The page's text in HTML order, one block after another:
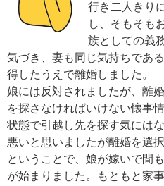
行き二人きり
し、そもそも
族としての義
気づき、妻も同じ気持ちであ
得したうえで離婚しました。
娘には反対されましたが、離
を探さなければいけない懐事
状態で引越し先を探す気には
悪いと思いましたが離婚を選択
ということで、娘が嫁いで間
が始まりました。もともと家